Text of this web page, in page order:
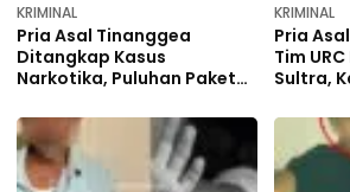
KRIMINAL
Pria Asal Tinanggea
Ditangkap Kasus
Narkotika, Puluhan Paket
KRIMINAL
Pria
Tim
Sultra,